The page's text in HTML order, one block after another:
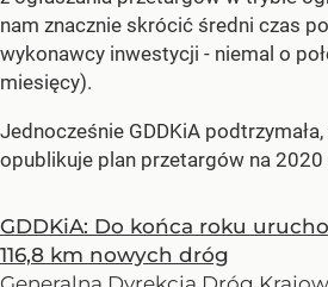
nam znacznie skrócić średni czas
wykonawcy inwestycji - niemal o
miesięcy).
Jednocześnie GDDKiA
opublikuje plan przetargów na 2020
GDDKiA: Do końca roku
116,8 km nowych dróg